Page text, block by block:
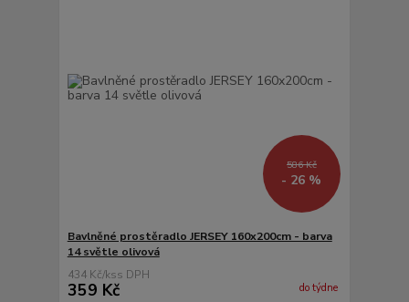
586 Kč
- 26 %
Bavlněné prostěradlo JERSEY 160x200cm - barva
14 světle olivová
434 Kč/ks
359 Kč do týdne